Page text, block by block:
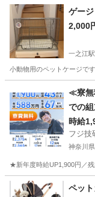
ゲー
2,000
一之江駅
小動物用のペットケージで
一
≪寮無
での
時給
フジ技
神奈川
★新年度時給UP1,900円／
神奈川 藤沢市 そ
ペッ